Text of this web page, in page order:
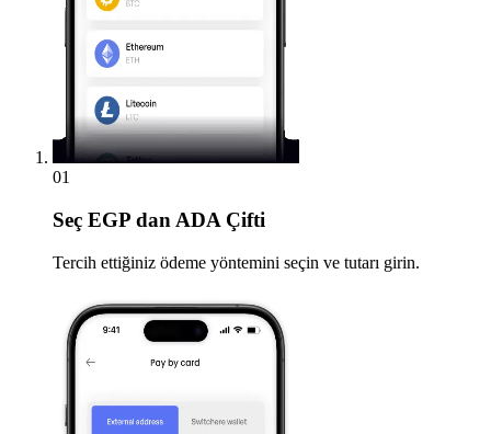
01
Seç EGP dan ADA Çifti
Tercih ettiğiniz ödeme yöntemini seçin ve tutarı girin.